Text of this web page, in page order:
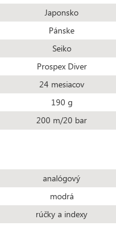
Japonsko
Pánske
Seiko
Prospex Diver
24 mesiacov
190 g
200 m/20 bar
analógový
modrá
rúčky a indexy